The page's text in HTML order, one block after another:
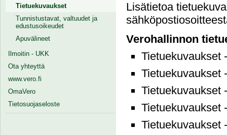
Tietuekuvaukset
Tunnistustavat, valtuudet ja
edustusoikeudet
Apuvälineet
Ilmoitin - UKK
Ota yhteyttä
www.vero.fi
OmaVero
Tietosuojaseloste
Lisätietoa
Verohallinnon
Tietuekuvaukset
Tietuekuvaukset
Tietuekuvaukset
Tietuekuvaukset
Tietuekuvaukset